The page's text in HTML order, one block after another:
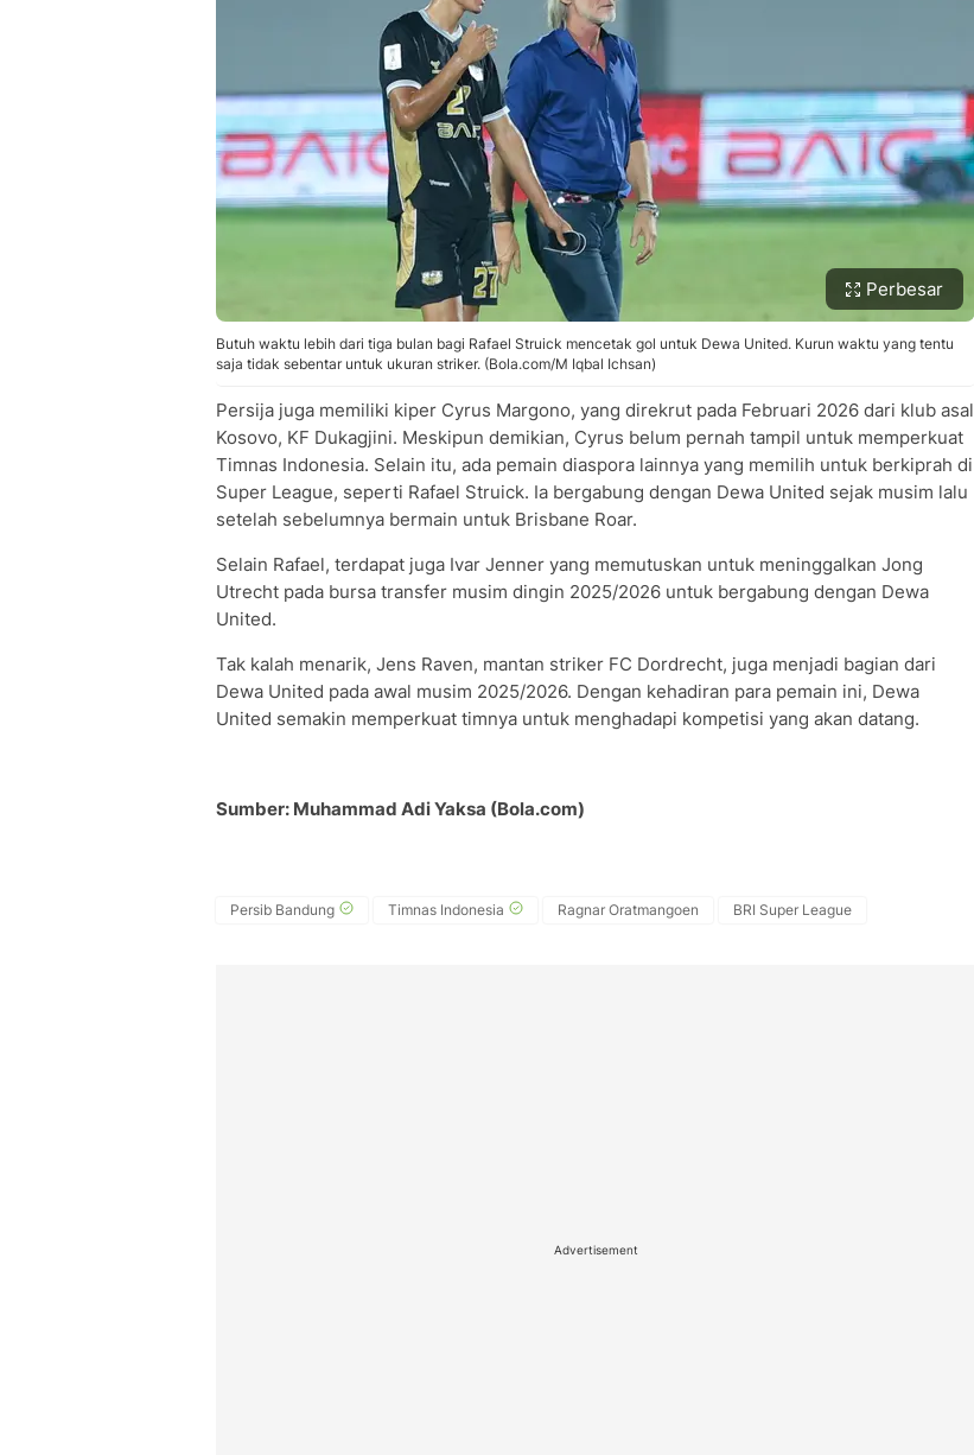
Perbesar
Butuh waktu lebih dari tiga bulan bagi Rafael Struick mencetak gol untuk Dewa United. Kurun waktu yang tentu
saja tidak sebentar untuk ukuran striker. (Bola.com/M Iqbal Ichsan)
Persija juga memiliki kiper Cyrus Margono, yang direkrut pada Februari 2026 dari klub asal
Kosovo, KF Dukagjini. Meskipun demikian, Cyrus belum pernah tampil untuk memperkuat
Timnas Indonesia. Selain itu, ada pemain diaspora lainnya yang memilih untuk berkiprah di
Super League, seperti Rafael Struick. Ia bergabung dengan Dewa United sejak musim lalu
setelah sebelumnya bermain untuk Brisbane Roar.
Selain Rafael, terdapat juga Ivar Jenner yang memutuskan untuk meninggalkan Jong
Utrecht pada bursa transfer musim dingin 2025/2026 untuk bergabung dengan Dewa
United.
Tak kalah menarik, Jens Raven, mantan striker FC Dordrecht, juga menjadi bagian dari
Dewa United pada awal musim 2025/2026. Dengan kehadiran para pemain ini, Dewa
United semakin memperkuat timnya untuk menghadapi kompetisi yang akan datang.
Sumber: Muhammad Adi Yaksa (Bola.com)
Persib Bandung Timnas Indonesia Ragnar Oratmangoen BRI Super League
Advertisement